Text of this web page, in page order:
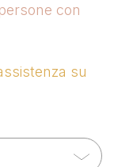
con
su